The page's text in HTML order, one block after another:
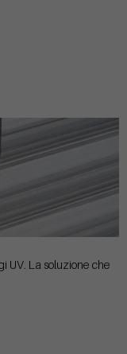
UV. La soluzione che